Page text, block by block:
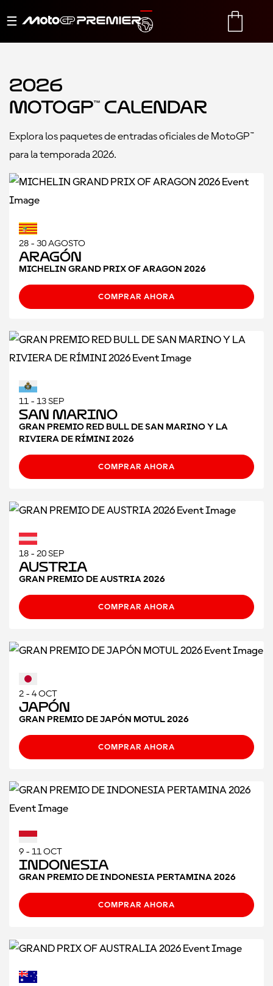
Alternar
TRANSLATE
2026
MotoGP™ Calendar
Explora los paquetes de entradas oficiales de MotoGP™
para la temporada 2026.
28 - 30 AGOSTO
Aragón
MICHELIN GRAND PRIX OF ARAGON 2026
COMPRAR AHORA
11 - 13 SEP
San Marino
GRAN PREMIO RED BULL DE SAN MARINO Y LA
RIVIERA DE RÍMINI 2026
COMPRAR AHORA
18 - 20 SEP
Austria
GRAN PREMIO DE AUSTRIA 2026
COMPRAR AHORA
2 - 4 OCT
Japón
GRAN PREMIO DE JAPÓN MOTUL 2026
COMPRAR AHORA
9 - 11 OCT
Indonesia
GRAN PREMIO DE INDONESIA PERTAMINA 2026
COMPRAR AHORA